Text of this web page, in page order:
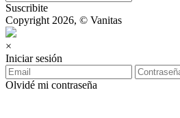
Suscribite
Copyright 2026, © Vanitas
×
Iniciar sesión
Olvidé mi contraseña